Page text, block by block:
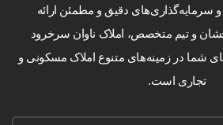
سرمایه‌گذاری‌های دقیق و مطمئن ارائه
و تیم متخصص، املاک ناوان سرخرود
شما در زمینه‌های متنوع املاک مسکونی و
تجاری است.